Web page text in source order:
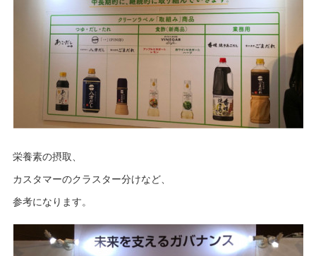
栄養素の摂取、
カスタマーのクラスター分けなど、
参考になります。